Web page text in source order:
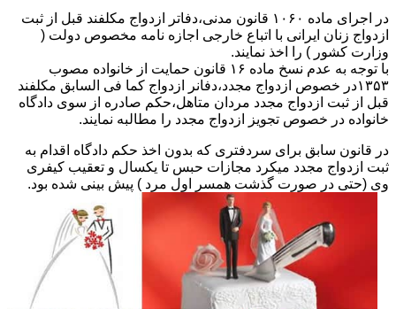
در اجرای ماده ۱۰۶۰ قانون مدنی،دفاتر ازدواج مکلفند قبل از ثبت
ازدواج زنان ایرانی با اتباع خارجی اجازه نامه مخصوص دولت (
وزارت کشور ) را اخذ نمایند.
با توجه به عدم نسخ ماده ۱۶ قانون حمایت از خانواده مصوب
۱۳۵۳در خصوص ازدواج مجدد،دفانر ازدواج کما فی السابق مکلفند
قبل از ثبت ازدواج مجدد مردان متاهل،حکم صادره از سوی دادگاه
خانواده در خصوص تجویز ازدواج مجدد را مطالبه نمایند.
در قانون سابق برای سردفتری که بدون اخذ حکم دادگاه اقدام به
ثبت ازدواج مجدد میکرد مجازات حبس تا یکسال و تعقیب کیفری
وی (حتی در صورت گذشت همسر اول مرد ) پیش بینی شده بود.